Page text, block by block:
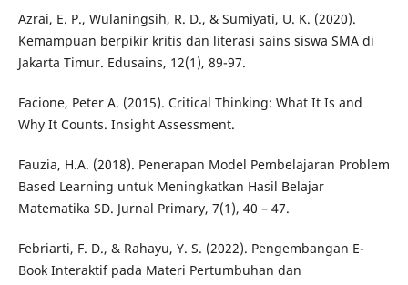
Azrai, E. P., Wulaningsih, R. D., & Sumiyati, U. K. (2020).
Kemampuan berpikir kritis dan literasi sains siswa SMA di
Jakarta Timur. Edusains, 12(1), 89-97.
Facione, Peter A. (2015). Critical Thinking: What It Is and
Why It Counts. Insight Assessment.
Fauzia, H.A. (2018). Penerapan Model Pembelajaran Problem
Based Learning untuk Meningkatkan Hasil Belajar
Matematika SD. Jurnal Primary, 7(1), 40 – 47.
Febriarti, F. D., & Rahayu, Y. S. (2022). Pengembangan E-
Book Interaktif pada Materi Pertumbuhan dan